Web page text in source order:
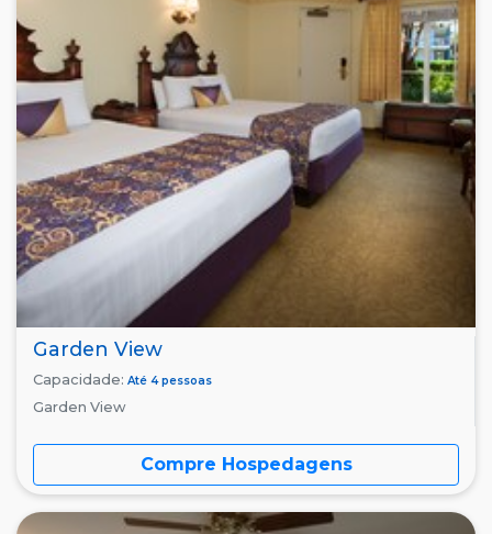
Garden View
Capacidade: Até 4 pessoas
Garden View
Compre Hospedagens